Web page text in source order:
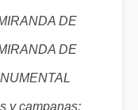
DE
DE
y campanas: